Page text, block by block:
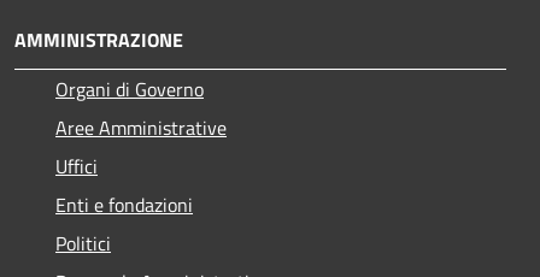
AMMINISTRAZIONE
Organi di Governo
Aree Amministrative
Uffici
Enti e fondazioni
Politici